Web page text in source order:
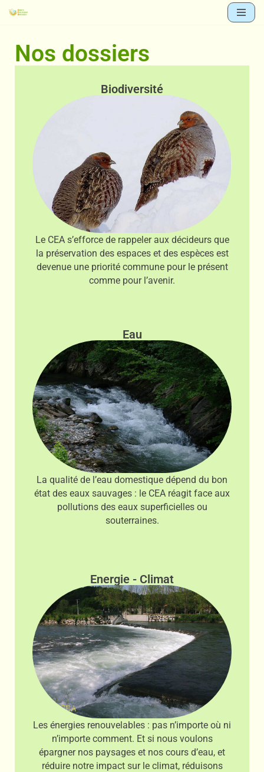
au
contenu
Nos dossiers
Biodiversité
Le CEA s’efforce de rappeler aux décideurs que
la préservation des espaces et des espèces est
devenue une priorité commune pour le présent
comme pour l’avenir.
Eau
La qualité de l’eau domestique dépend du bon
état des eaux sauvages : le CEA réagit face aux
pollutions des eaux superficielles ou
souterraines.
Energie - Climat
Les énergies renouvelables : pas n’importe où ni
n’importe comment. Et si nous voulons
épargner nos paysages et nos cours d’eau, et
réduire notre impact sur le climat, réduisons